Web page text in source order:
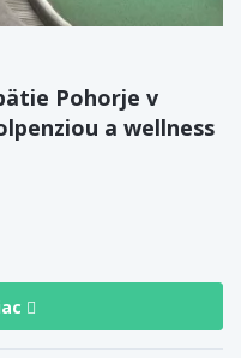
Pohorje v
a wellness